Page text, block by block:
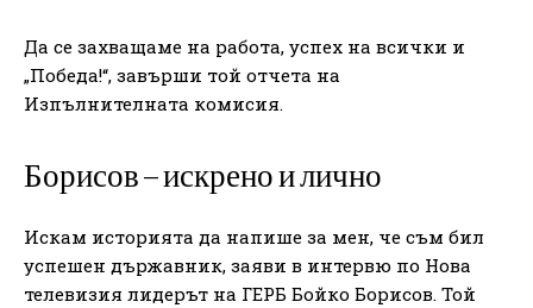
Да се захващаме на работа, успех на всички и
„Победа!“, завърши той отчета на
Изпълнителната комисия.
Борисов – искрено и лично
Искам историята да напише за мен, че съм бил
успешен държавник, заяви в интервю по Нова
телевизия лидерът на ГЕРБ Бойко Борисов. Той